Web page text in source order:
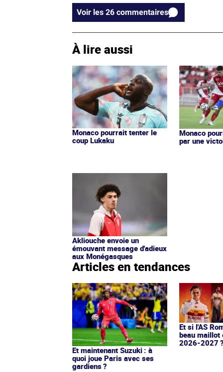
Voir les 26 commentaires
À lire aussi
Monaco pourrait tenter le
coup Lukaku
Monaco
par une
Akliouche envoie un
émouvant message d'adieux
aux Monégasques
Articles en tendances
Et maintenant Suzuki : à
quoi joue Paris avec ses
gardiens ?
Et si l'AS
beau maillot
2026-2027